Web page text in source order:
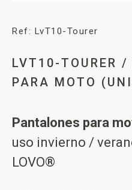
Ref: LvT10-Tourer
LVT10-TOURER /
PARA MOTO
Pantalones para
uso invierno /
LOVO®